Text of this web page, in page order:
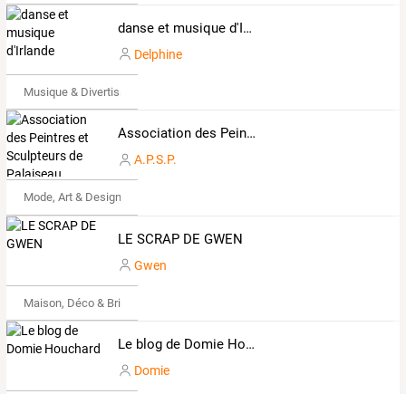
danse et musique d'Irlande
Delphine
Musique & Divertissements
Association des Peintres et Sculpteurs de Palaiseau (APSP)
A.P.S.P.
Mode, Art & Design
LE SCRAP DE GWEN
Gwen
Maison, Déco & Bricolage
Le blog de Domie Houchard
Domie